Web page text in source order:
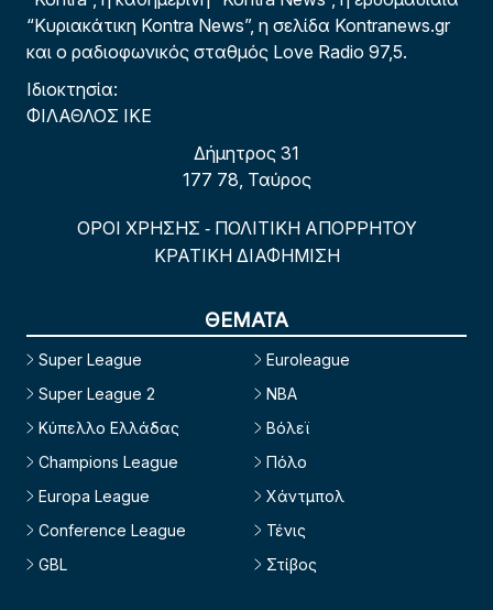
“Κυριακάτικη Kontra News”, η σελίδα Kontranews.gr
και ο ραδιοφωνικός σταθμός Love Radio 97,5.
Ιδιοκτησία:
ΦΙΛΑΘΛΟΣ ΙΚΕ
Δήμητρος 31
177 78, Ταύρος
ΟΡΟΙ ΧΡΗΣΗΣ - ΠΟΛΙΤΙΚΗ ΑΠΟΡΡΗΤΟΥ
ΚΡΑΤΙΚΗ ΔΙΑΦΗΜΙΣΗ
ΘΕΜΑΤΑ
Super League
Super League 2
Κύπελλο Ελλάδας
Champions League
Europa League
Conference League
GBL
Euroleague
NBA
Βόλεϊ
Πόλο
Χάντμπολ
Τένις
Στίβος